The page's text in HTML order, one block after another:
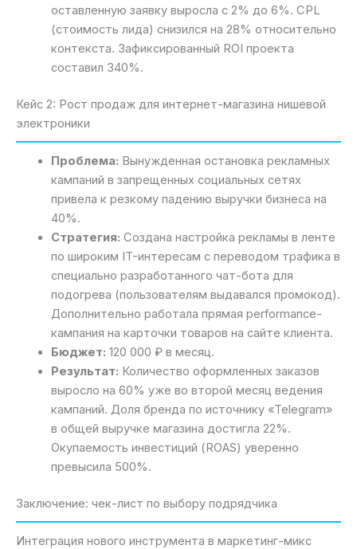
оставленную заявку выросла с 2% до 6%. CPL
(стоимость лида) снизился на 28% относительно
контекста. Зафиксированный ROI проекта
составил 340%.
Кейс 2: Рост продаж для интернет-магазина нишевой
электроники
Проблема: Вынужденная остановка рекламных
кампаний в запрещенных социальных сетях
привела к резкому падению выручки бизнеса на
40%.
Стратегия: Создана настройка рекламы в ленте
по широким IT-интересам с переводом трафика в
специально разработанного чат-бота для
подогрева (пользователям выдавался промокод).
Дополнительно работала прямая performance-
кампания на карточки товаров на сайте клиента.
Бюджет: 120 000 ₽ в месяц.
Результат: Количество оформленных заказов
выросло на 60% уже во второй месяц ведения
кампаний. Доля бренда по источнику «Telegram»
в общей выручке магазина достигла 22%.
Окупаемость инвестиций (ROAS) уверенно
превысила 500%.
Заключение: чек-лист по выбору подрядчика
Интеграция нового инструмента в маркетинг-микс